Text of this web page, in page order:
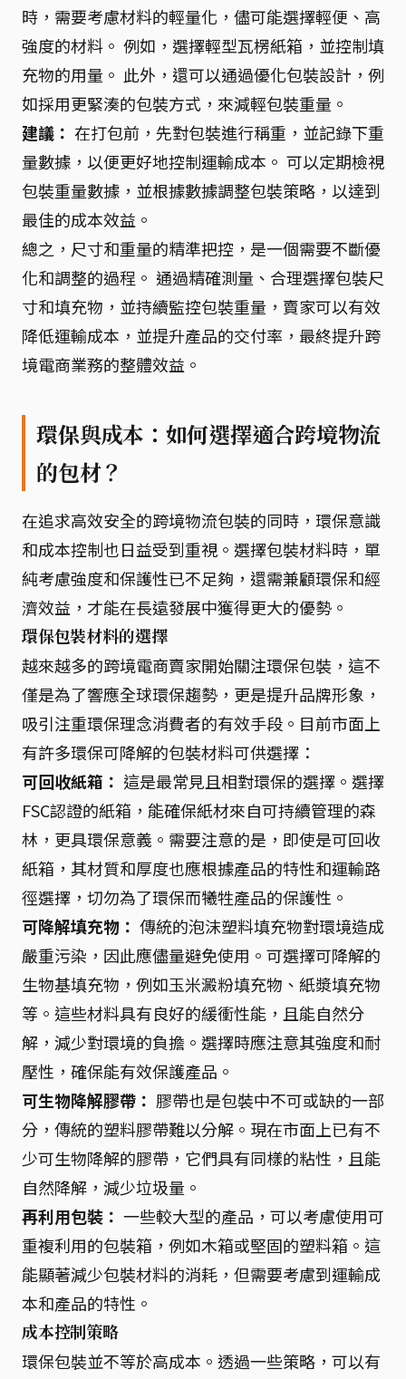
時，需要考慮材料的輕量化，儘可能選擇輕便、高
強度的材料。 例如，選擇輕型瓦楞紙箱，並控制填
充物的用量。 此外，還可以通過優化包裝設計，例
如採用更緊湊的包裝方式，來減輕包裝重量。
建議： 在打包前，先對包裝進行稱重，並記錄下重
量數據，以便更好地控制運輸成本。 可以定期檢視
包裝重量數據，並根據數據調整包裝策略，以達到
最佳的成本效益。
總之，尺寸和重量的精準把控，是一個需要不斷優
化和調整的過程。 通過精確測量、合理選擇包裝尺
寸和填充物，並持續監控包裝重量，賣家可以有效
降低運輸成本，並提升產品的交付率，最終提升跨
境電商業務的整體效益。
環保與成本：如何選擇適合跨境物流
的包材？
在追求高效安全的跨境物流包裝的同時，環保意識
和成本控制也日益受到重視。選擇包裝材料時，單
純考慮強度和保護性已不足夠，還需兼顧環保和經
濟效益，才能在長遠發展中獲得更大的優勢。
環保包裝材料的選擇
越來越多的跨境電商賣家開始關注環保包裝，這不
僅是為了響應全球環保趨勢，更是提升品牌形象，
吸引注重環保理念消費者的有效手段。目前市面上
有許多環保可降解的包裝材料可供選擇：
可回收紙箱： 這是最常見且相對環保的選擇。選擇
FSC認證的紙箱，能確保紙材來自可持續管理的森
林，更具環保意義。需要注意的是，即使是可回收
紙箱，其材質和厚度也應根據產品的特性和運輸路
徑選擇，切勿為了環保而犧牲產品的保護性。
可降解填充物： 傳統的泡沫塑料填充物對環境造成
嚴重污染，因此應儘量避免使用。可選擇可降解的
生物基填充物，例如玉米澱粉填充物、紙漿填充物
等。這些材料具有良好的緩衝性能，且能自然分
解，減少對環境的負擔。選擇時應注意其強度和耐
壓性，確保能有效保護產品。
可生物降解膠帶： 膠帶也是包裝中不可或缺的一部
分，傳統的塑料膠帶難以分解。現在市面上已有不
少可生物降解的膠帶，它們具有同樣的粘性，且能
自然降解，減少垃圾量。
再利用包裝： 一些較大型的產品，可以考慮使用可
重複利用的包裝箱，例如木箱或堅固的塑料箱。這
能顯著減少包裝材料的消耗，但需要考慮到運輸成
本和產品的特性。
成本控制策略
環保包裝並不等於高成本。透過一些策略，可以有